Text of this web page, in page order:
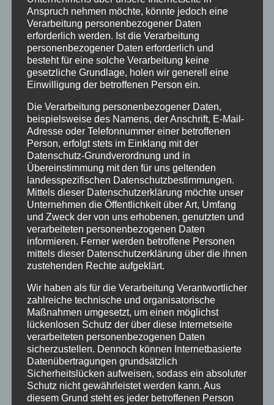
Vollsperrung der Staatsstraße 2007 in
Burgberg am 10. Juli 2026
Kategorien
Allgemein
Amtliche Bekanntmachungen
Bürgerinformationen
Fortbildungen
Startseite
Veranstaltungen
Stichwörter
2024 agathazell Aktion Allgäu alpsee-grünten
Antrag Arbeiten ausweis Bauhof
Bekanntmachung Brauchtum burgberg
Burgberg im Allgäu burgentage Bürger Bürgerbüro
Bürgerinfo bürgermeister corona Dorfplatz
ehrung Gemeinde Gemeinde Burgberg
gemeinderat Gesucht Grünten Grüntenhalle
hinweis hochwasser Holzfällung
Anspruch nehmen möchte, könnte jedoch eine
Verarbeitung personenbezogener Daten
erforderlich werden. Ist die Verarbeitung
personenbezogener Daten erforderlich und
besteht für eine solche Verarbeitung keine
gesetzliche Grundlage, holen wir generell eine
Einwilligung der betroffenen Person ein.
Die Verarbeitung personenbezogener Daten,
beispielsweise des Namens, der Anschrift, E-Mail-
Adresse oder Telefonnummer einer betroffenen
Person, erfolgt stets im Einklang mit der
Datenschutz-Grundverordnung und in
Übereinstimmung mit den für uns geltenden
landesspezifischen Datenschutzbestimmungen.
Mittels dieser Datenschutzerklärung möchte unser
Unternehmen die Öffentlichkeit über Art, Umfang
und Zweck der von uns erhobenen, genutzten und
verarbeiteten personenbezogenen Daten
informieren. Ferner werden betroffene Personen
mittels dieser Datenschutzerklärung über die ihnen
zustehenden Rechte aufgeklärt.
Wir haben als für die Verarbeitung Verantwortlicher
zahlreiche technische und organisatorische
Maßnahmen umgesetzt, um einen möglichst
lückenlosen Schutz der über diese Internetseite
verarbeiteten personenbezogenen Daten
sicherzustellen. Dennoch können Internetbasierte
Datenübertragungen grundsätzlich
Sicherheitslücken aufweisen, sodass ein absoluter
Schutz nicht gewährleistet werden kann. Aus
diesem Grund steht es jeder betroffenen Person